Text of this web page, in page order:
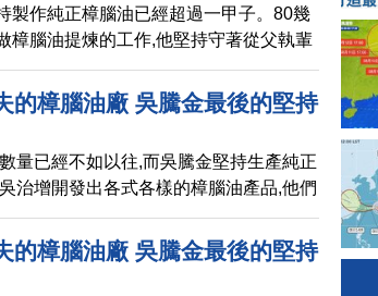
製作純正樟腦油已經超過一甲子。80幾
樟腦油提煉的工作,他堅持守著從父執輩
的樟腦油廠 吳騰金最後的堅持
(173)下預告
量已經不如以往,而吳騰金堅持生產純正
治增開發出各式各樣的樟腦油產品,他們
術,延續利他人的良心事業。
的樟腦油廠 吳騰金最後的堅持
(173)中預告